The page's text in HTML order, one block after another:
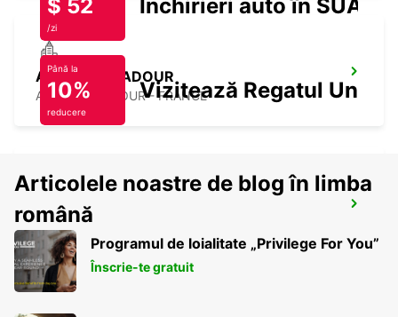
AIRE-SUR-L'ADOUR
AIRE SUR L'ADOUR - FRANCE
AUCH
AUCH - FRANCE
$ 52
/zi
Închirieri auto în SUA
Până la
10%
reducere
Vizitează Regatul Unit
Articolele noastre de blog în limba
română
Programul de loialitate „Privilege For You”
Înscrie-te gratuit